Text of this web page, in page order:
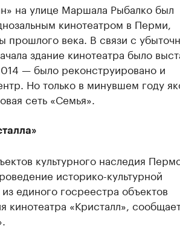
и продавцы медийной
на улице Маршала Рыбалко был
кинотеатром в Перми,
века. В связи с
здание кинотеатра было
— было реконструировано и
Но только в минувшем году
сеть «Семья».
культурного наследия
историко-культурной
единого госреестра объектов
кинотеатра «Кристалл»,